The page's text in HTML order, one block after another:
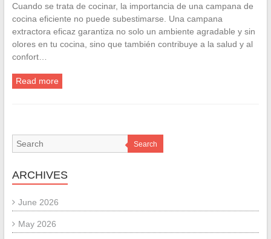
Cuando se trata de cocinar, la importancia de una campana de
cocina eficiente no puede subestimarse. Una campana
extractora eficaz garantiza no solo un ambiente agradable y sin
olores en tu cocina, sino que también contribuye a la salud y al
confort…
Read more
Search
ARCHIVES
June 2026
May 2026